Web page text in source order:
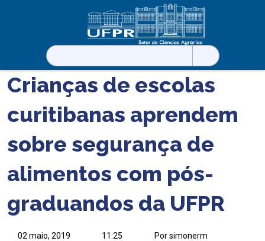
Pesquisar
por:
Crianças de escolas
curitibanas aprendem
sobre segurança de
alimentos com pós-
graduandos da UFPR
02 maio, 2019 11:25 Por simonerm